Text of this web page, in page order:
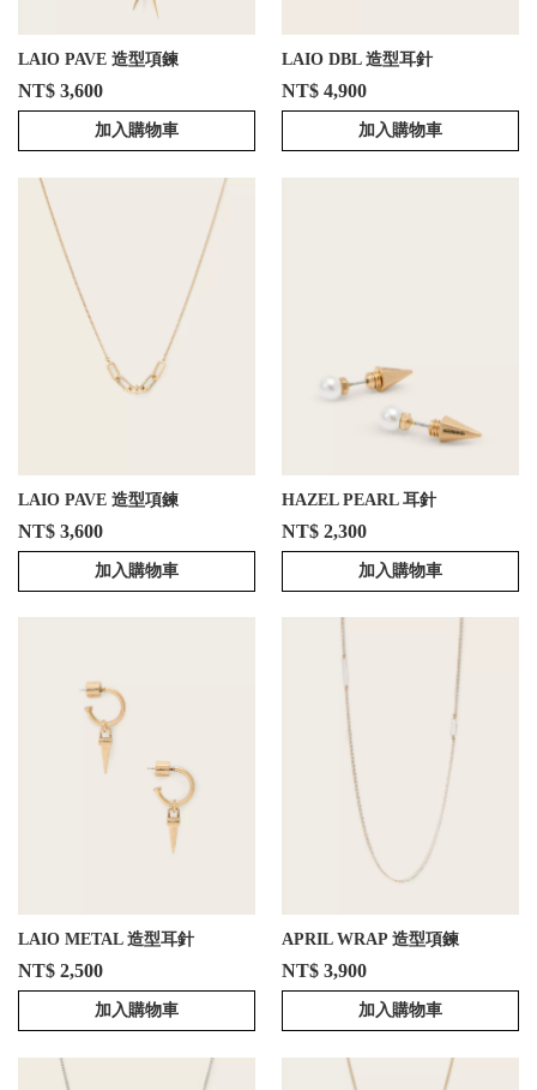
LAIO PAVE 造型項鍊
NT$ 3,600
加入購物車
LAIO DBL 造型耳針
NT$ 4,900
加入購物車
LAIO PAVE 造型項鍊
NT$ 3,600
加入購物車
HAZEL PEARL 耳針
NT$ 2,300
加入購物車
LAIO METAL 造型耳針
NT$ 2,500
加入購物車
APRIL WRAP 造型項鍊
NT$ 3,900
加入購物車